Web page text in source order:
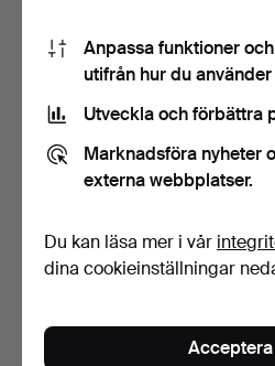
MATGRUPP, 8+1 delar, furu,
allmoge/allmoge…
Klubbades 29 apr 2026
7 bud
Anpassa funktioner
utifrån hur du
Utveckla och förbättra
Marknadsföra nyheter
externa webbplatser.
Du kan läsa mer i vår
dina cookieinställningar